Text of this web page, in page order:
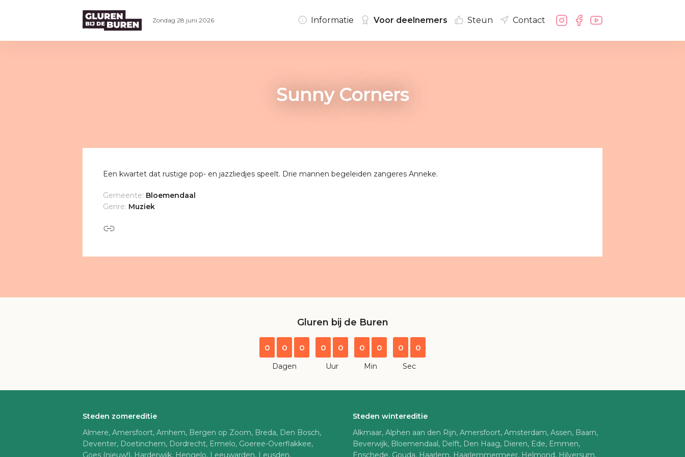
Sunny Corners
Een kwartet dat rustige pop- en jazzliedjes speelt. Drie mannen begeleiden zangeres Anneke.
Gemeente: Bloemendaal
Genre: Muziek
Gluren bij de Buren
0 0 0
Dagen
0 0
Uur
0 0
Min
0 0
Sec
Steden zomereditie
Almere, Amersfoort, Arnhem, Bergen op Zoom, Breda, Den Bosch,
Deventer, Doetinchem, Dordrecht, Ermelo, Goeree-Overflakkee,
Goes (nieuw!), Harderwijk, Hengelo, Leeuwarden, Leusden,
Steden wintereditie
Alkmaar, Alphen aan den Rijn, Amersfoort, Amsterdam, Assen, Baarn,
Beverwijk, Bloemendaal, Delft, Den Haag, Dieren, Ede, Emmen,
Enschede, Gouda, Haarlem, Haarlemmermeer, Helmond, Hilversum,
Zondag 28 juni 2026 Informatie Voor deelnemers Steun Contact